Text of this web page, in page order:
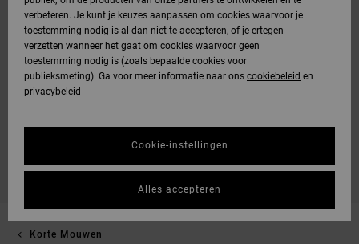
Korte Mouwen
verbeteren. Je kunt je keuzes aanpassen om cookies waarvoor je
toestemming nodig is al dan niet te accepteren, of je ertegen
verzetten wanneer het gaat om cookies waarvoor geen
toestemming nodig is (zoals bepaalde cookies voor
publieksmeting). Ga voor meer informatie naar ons cookiebeleid en
privacybeleid
Cookie-instellingen
Alles accepteren